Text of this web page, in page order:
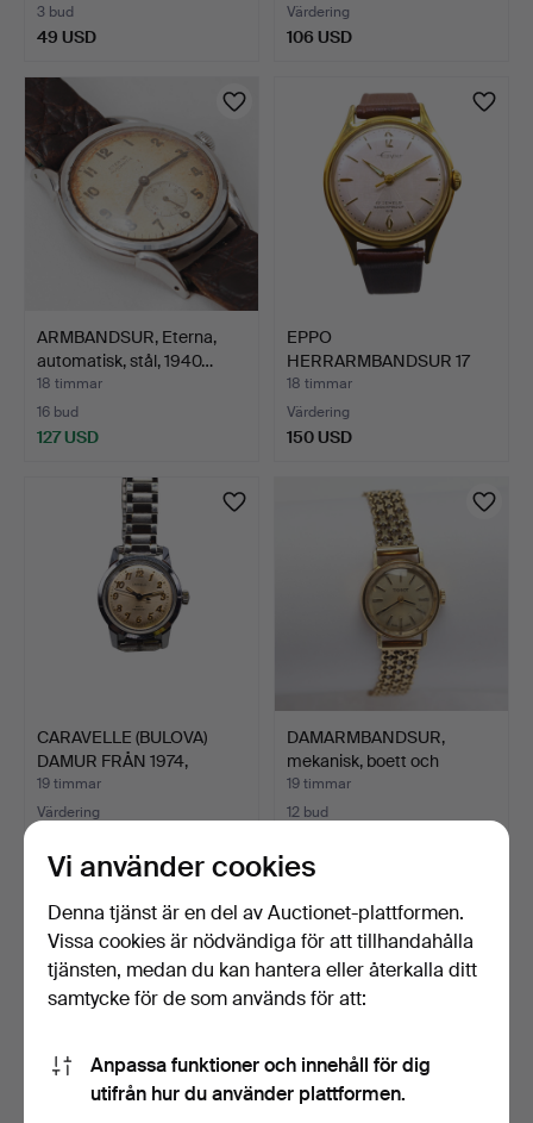
3 bud
49 USD
Värdering
106 USD
ARMBANDSUR, Eterna,
automatisk, stål, 1940…
18 timmar
16 bud
127 USD
EPPO
HERRARMBANDSUR 17
JEWELS SHOCKPROOF.
18 timmar
Värdering
150 USD
CARAVELLE (BULOVA)
DAMUR FRÅN 1974,
CHAMPA…
19 timmar
Värdering
DAMARMBANDSUR,
mekanisk, boett och
armband…
19 timmar
12 bud
Vi använder cookies
Denna tjänst är en del av Auctionet-plattformen.
Vissa cookies är nödvändiga för att tillhandahålla
tjänsten, medan du kan hantera eller återkalla ditt
samtycke för de som används för att:
Anpassa funktioner och innehåll för dig
utifrån hur du använder plattformen.